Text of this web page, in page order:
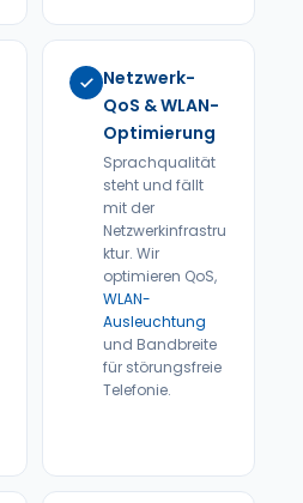
Netzwerk-
QoS & WLAN-
Optimierung
Sprachqualität
steht und fällt
mit der
Netzwerkinfrastru
ktur. Wir
optimieren QoS,
WLAN-
Ausleuchtung
und Bandbreite
für störungsfreie
Telefonie.